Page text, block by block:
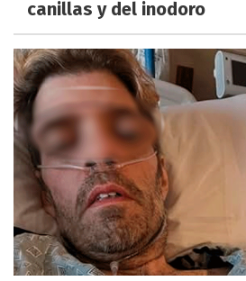
canillas y del inodoro